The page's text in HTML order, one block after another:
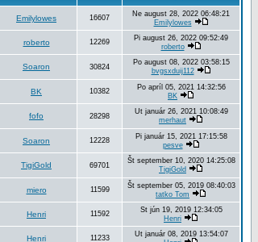
Emilylowes 16607
Ne august 28, 2022 06:48:21
Emilylowes
roberto 12269
Pi august 26, 2022 09:52:49
roberto
Soaron 30824
Po august 08, 2022 03:58:15
bvgsxduij112
BK 10382
Po apríl 05, 2021 14:32:56
BK
fofo 28298
Ut január 26, 2021 10:08:49
merhaut
Soaron 12228
Pi január 15, 2021 17:15:58
pesve
TigiGold 69701
Št september 10, 2020 14:25:08
TigiGold
miero 11599
Št september 05, 2019 08:40:03
tatko Tom
Henri 11592
St jún 19, 2019 12:34:05
Henri
Henri 11233
Ut január 08, 2019 13:54:07